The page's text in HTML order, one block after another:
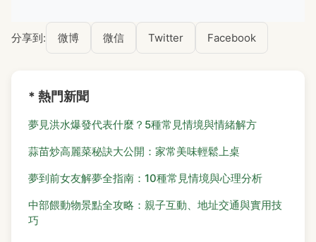
分享到: 微博 微信 Twitter Facebook
* 熱門新聞
夢見洪水爆發代表什麼？5種常見情境與情緒解方
蒜苗炒高麗菜秘訣大公開：家常美味輕鬆上桌
夢到前女友解夢全指南：10種常見情境與心理分析
中部餵動物景點全攻略：親子互動、地址交通與實用技
巧